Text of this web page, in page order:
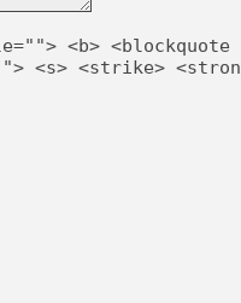
[GK] Agenda - GeForce
[GK] Devolver Digital en a
[LS] [PS5] ps5-y2jb-
[GK] Pourquoi Marvel
[GK] Test : Restory : Chill
[GK] GTA 6 : Rockstar
[GK] Hot Wheels Infinite
[GK] Mémoire cash -
[GK] Résultats Nintendo :
[GK] Dans ce jeu de
<b> <blockquote
<s> <strike>